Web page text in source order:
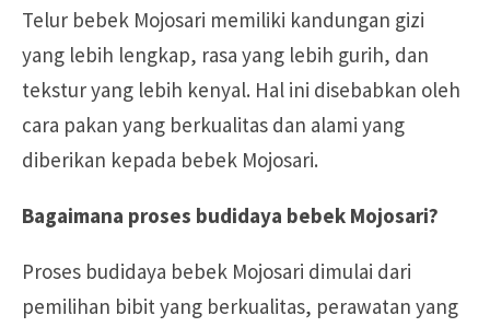
Telur bebek Mojosari memiliki kandungan gizi
yang lebih lengkap, rasa yang lebih gurih, dan
tekstur yang lebih kenyal. Hal ini disebabkan oleh
cara pakan yang berkualitas dan alami yang
diberikan kepada bebek Mojosari.
Bagaimana proses budidaya bebek Mojosari?
Proses budidaya bebek Mojosari dimulai dari
pemilihan bibit yang berkualitas, perawatan yang